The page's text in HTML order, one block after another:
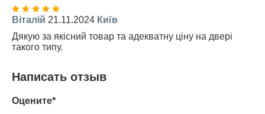
Віталій 21.11.2024 Київ
Дякую за якісний товар та адекватну ціну на двері
такого типу.
Написать отзыв
Оцените*